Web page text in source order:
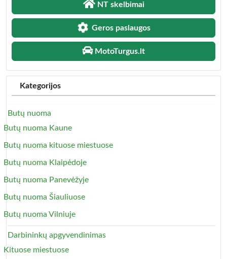
NT skelbimai
Geros paslaugos
MotoTurgus.lt
Kategorijos
Butų nuoma
Butų nuoma Kaune
Butų nuoma kituose miestuose
Butų nuoma Klaipėdoje
Butų nuoma Panevėžyje
Butų nuoma Šiauliuose
Butų nuoma Vilniuje
Darbininkų apgyvendinimas
Kituose miestuose